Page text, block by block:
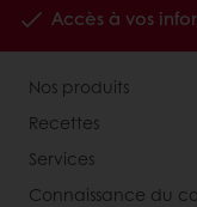
Accès à vos
Nos produits
Recettes
Services
Connaissance du